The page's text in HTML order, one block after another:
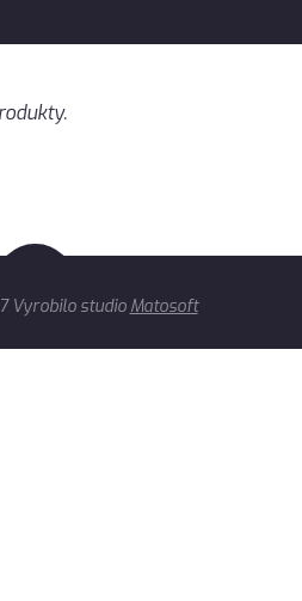
Vyrobilo studio Matosoft